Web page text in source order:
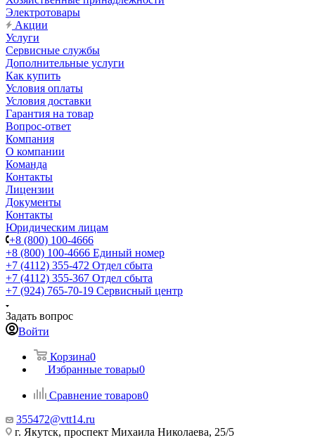
Электротовары
Акции
Услуги
Сервисные службы
Дополнительные услуги
Как купить
Условия оплаты
Условия доставки
Гарантия на товар
Вопрос-ответ
Компания
О компании
Команда
Контакты
Лицензии
Документы
Контакты
Юридическим лицам
+8 (800) 100-4666
+8 (800) 100-4666 Единый номер
+7 (4112) 355-472 Отдел сбыта
+7 (4112) 355-367 Отдел сбыта
+7 (924) 765-70-19 Сервисный центр
Задать вопрос
Войти
Корзина0
Избранные товары0
Сравнение товаров0
355472@vtt14.ru
г. Якутск, проспект Михаила Николаева, 25/5